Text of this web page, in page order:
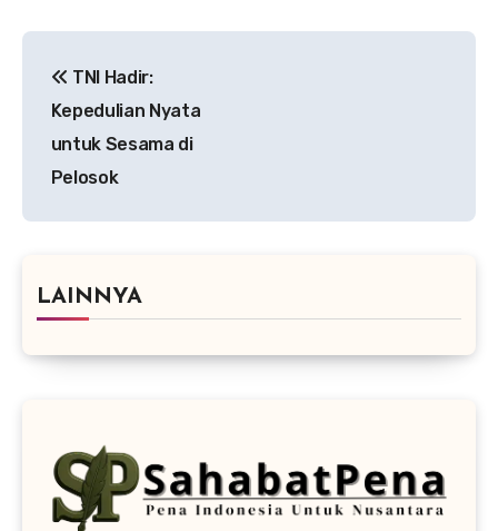
pos
TNI Hadir:
Kepedulian Nyata
untuk Sesama di
Pelosok
LAINNYA